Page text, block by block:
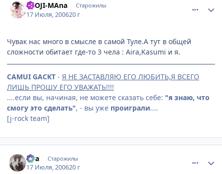
KaOJI-MAna Старожилы
17 Июля, 200620 г
Чувак нас много в смысле в самой Туле.А тут в общей
сложности обитает где-то 3 чела : Aira,Kasumi и я.
CAMUI GACKT - Я НЕ ЗАСТАВЛЯЮ ЕГО ЛЮБИТЬ,Я ВСЕГО
ЛИШЬ ПРОШУ ЕГО УВАЖАТЬ!!!!
....если вы, начиная, не можете сказать себе: "я знаю, что
смогу это сделать", - вы уже проиграли....
[j-rock team]
aira Старожилы
17 Июля, 200620 г